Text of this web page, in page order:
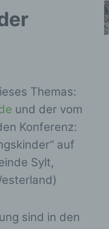
Themas:
und der vom
Konferenz:
auf
Sylt,
sind in den